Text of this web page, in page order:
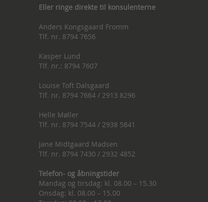
Eller ringe direkte til konsulenterne
Anders Kongsgaard Fromm
Tlf. nr. 8794 7656
Kasper Lund
Tlf. nr.: 8794 7607
Louise Toft Dalsgaard
Tlf. nr. 8794 7664 / 2913 8296
Helle Møller
Tlf. nr. 8794 7544 / 2938 5841
Jane Midtgaard Madsen
Tlf. nr. 8794 7430 / 2932 4852
Telefon- og åbningstider
Mandag og tirsdag: kl. 08.00 – 15.30
Onsdag: kl. 08.00 – 15.00